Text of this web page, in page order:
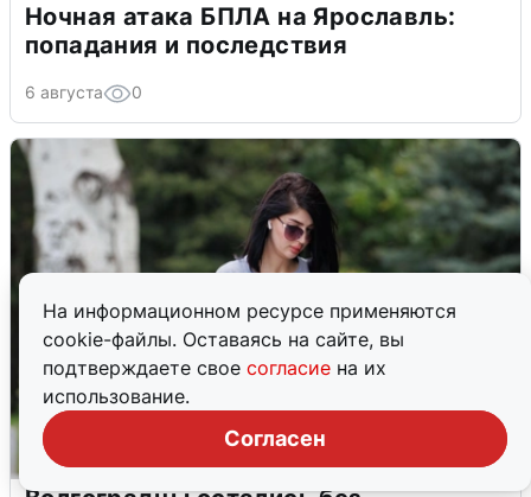
На информационном ресурсе применяются
cookie-файлы. Оставаясь на сайте, вы
подтверждаете свое согласие на их
использование.
Согласен
Ночная атака БПЛА на Ярославль:
попадания и последствия
6 августа 0